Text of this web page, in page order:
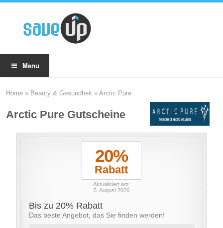
Menu
Home » Beauty & Gesundheit »Arctic Pure
Arctic Pure Gutscheine
20%
Rabatt
Aktualisiert am:
5. August 2026
Bis zu 20% Rabatt
Das beste Angebot, das Sie finden werden!